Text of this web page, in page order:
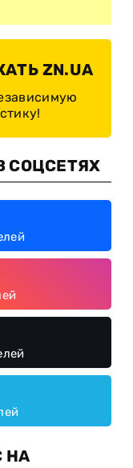
ZN.UA
СОЦСЕТЯХ
НА